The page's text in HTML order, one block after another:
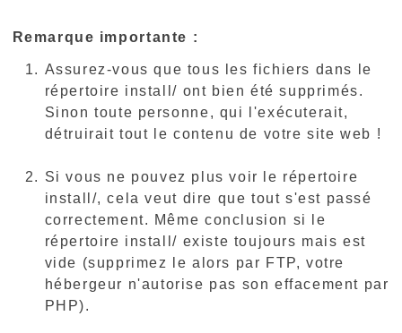
Remarque importante :
Assurez-vous que tous les fichiers dans le
répertoire install/ ont bien été supprimés.
Sinon toute personne, qui l'exécuterait,
détruirait tout le contenu de votre site web !
Si vous ne pouvez plus voir le répertoire
install/, cela veut dire que tout s'est passé
correctement. Même conclusion si le
répertoire install/ existe toujours mais est
vide (supprimez le alors par FTP, votre
hébergeur n'autorise pas son effacement par
PHP).